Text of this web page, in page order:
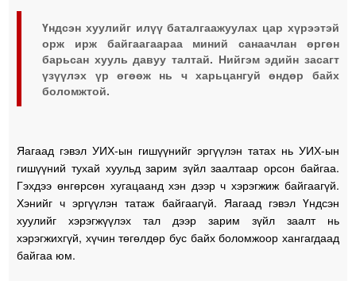
Үндсэн хуулийг илүү баталгаажуулах цар хүрээтэй
орж ирж байгаагаараа миний санаачлан өргөн
барьсан хууль давуу талтай. Нийгэм эдийн засагт
үзүүлэх үр өгөөж нь ч харьцангуй өндөр байх
боломжтой.
Яагаад гэвэл УИХ-ын гишүүнийг эргүүлэн татах нь УИХ-ын
гишүүний тухай хуульд зарим зүйл заалтаар орсон байгаа.
Гэхдээ өнгөрсөн хугацаанд хэн дээр ч хэрэгжиж байгаагүй.
Хэнийг ч эргүүлэн татаж байгаагүй. Яагаад гэвэл Үндсэн
хуулийг хэрэгжүүлэх тал дээр зарим зүйл заалт нь
хэрэгжихгүй, хүчин төгөлдөр бус байх боломжоор хангагдаад
байгаа юм.